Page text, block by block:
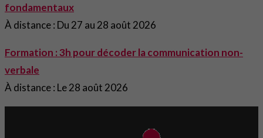
fondamentaux
À distance : Du 27 au 28 août 2026
Formation : 3h pour décoder la communication non-
verbale
À distance : Le 28 août 2026